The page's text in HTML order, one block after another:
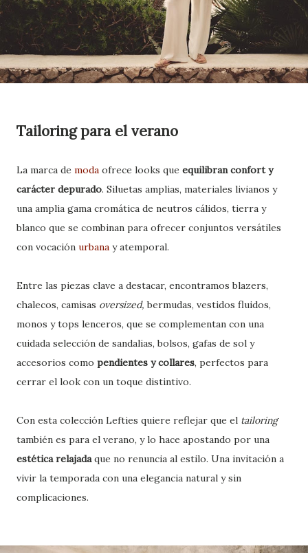
Tailoring para el verano
La marca de moda ofrece looks que equilibran confort y
carácter depurado. Siluetas amplias, materiales livianos y
una amplia gama cromática de neutros cálidos, tierra y
blanco que se combinan para ofrecer conjuntos versátiles
con vocación urbana y atemporal.
Entre las piezas clave a destacar, encontramos blazers,
chalecos, camisas oversized, bermudas, vestidos fluidos,
monos y tops lenceros, que se complementan con una
cuidada selección de sandalias, bolsos, gafas de sol y
accesorios como pendientes y collares, perfectos para
cerrar el look con un toque distintivo.
Con esta colección Lefties quiere reflejar que el tailoring
también es para el verano, y lo hace apostando por una
estética relajadaque no renuncia al estilo. Una invitación a
vivir la temporada con una elegancia natural y sin
complicaciones.